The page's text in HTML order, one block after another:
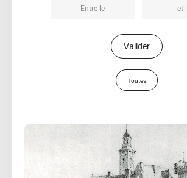
Toutes
02/2025